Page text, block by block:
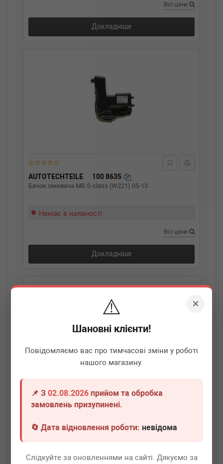
×
⚠️
Шановні клієнти!
Повідомляємо вас про тимчасові зміни у роботі
нашого магазину.
📌 З02.08.2026 прийом та обробка
замовлень призупинені.
🔄 Дата відновлення роботи:невідома
Слідкуйте за оновленнями на сайті. Дякуємо за
Всі ціни
Докладніше
AUTOTECHTEILE 100 8635
Бачок омивача MB S-class (W221) 05-13
Немає в наявності
Всі ціни
Докладніше
AUTOTECHTEILE 511 0144
Всі ціни